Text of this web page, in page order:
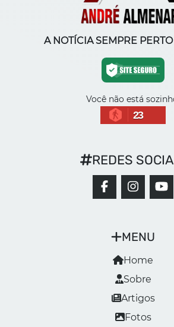
A NOTÍCIA SEMPRE
Você não está
23
MENU
Home
Sobre
Artigos
Fotos
REDES